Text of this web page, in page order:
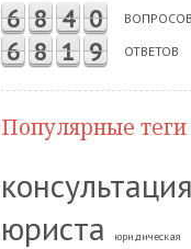
6 8 4 0 ВОПРОСОВ
6 8 1 9 ОТВЕТОВ
Популярные теги
консультация
юриста
юридическая